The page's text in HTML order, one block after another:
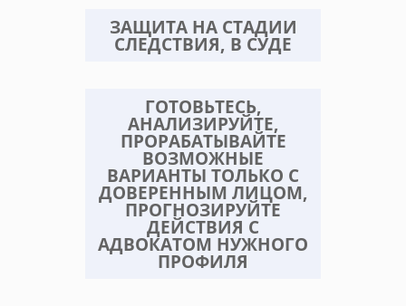
ЗАЩИТА НА СТАДИИ
СЛЕДСТВИЯ, В СУДЕ
ГОТОВЬТЕСЬ,
АНАЛИЗИРУЙТЕ,
ПРОРАБАТЫВАЙТЕ
ВОЗМОЖНЫЕ
ВАРИАНТЫ ТОЛЬКО С
ДОВЕРЕННЫМ ЛИЦОМ,
ПРОГНОЗИРУЙТЕ
ДЕЙСТВИЯ С
АДВОКАТОМ НУЖНОГО
ПРОФИЛЯ